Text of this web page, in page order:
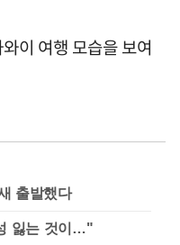
이 여행 모습을 보여
출발했다
잃는 것이…"